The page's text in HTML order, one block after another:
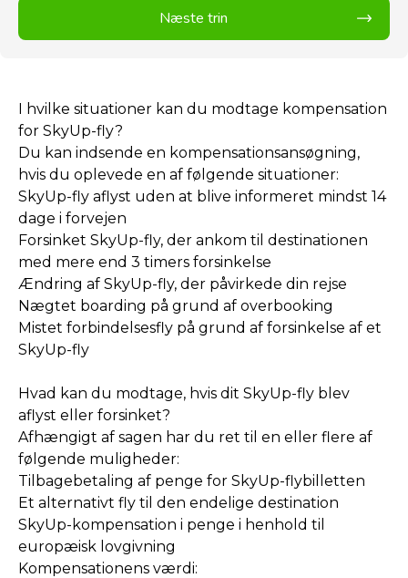
Næste trin
I hvilke situationer kan du modtage kompensation
for SkyUp-fly?
Du kan indsende en kompensationsansøgning,
hvis du oplevede en af følgende situationer:
SkyUp-fly aflyst uden at blive informeret mindst 14
dage i forvejen
Forsinket SkyUp-fly, der ankom til destinationen
med mere end 3 timers forsinkelse
Ændring af SkyUp-fly, der påvirkede din rejse
Nægtet boarding på grund af overbooking
Mistet forbindelsesfly på grund af forsinkelse af et
SkyUp-fly
Hvad kan du modtage, hvis dit SkyUp-fly blev
aflyst eller forsinket?
Afhængigt af sagen har du ret til en eller flere af
følgende muligheder:
Tilbagebetaling af penge for SkyUp-flybilletten
Et alternativt fly til den endelige destination
SkyUp-kompensation i penge i henhold til
europæisk lovgivning
Kompensationens værdi: